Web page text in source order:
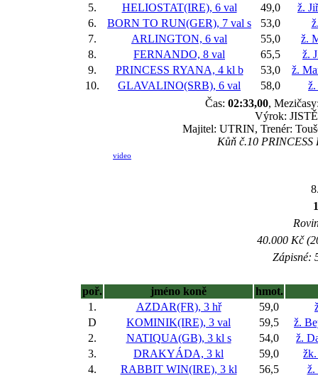
5.
HELIOSTAT(IRE), 6 val 49,0
ž.
6.
BORN TO RUN(GER), 7 val s 53,0
7.
ARLINGTON, 6 val 55,0
ž.
8.
FERNANDO, 8 val 65,5
ž.
9.
PRINCESS RYANA, 4 kl b 53,0
ž.
10.
GLAVALINO(SRB), 6 val 58,0
Čas: 02:33,00,
Výrok:
Majitel: UTRIN, Trenér:
Kůň č.10 PRINCESS
video
40.000 Kč
Zápisné:
poř. jméno koně
hmot.
1.
AZDAR(FR), 3 hř 59,0
D
KOMINIK(IRE), 3 val 59,5
ž.
2.
NATIQUA(GB), 3 kl s 54,0
ž.
3.
DRAKYÁDA, 3 kl 59,0
4.
RABBIT WIN(IRE), 3 kl 56,5
ž.